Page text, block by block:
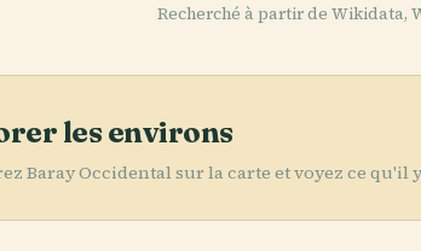
Recherché à partir de Wikidata,
les environs
Baray Occidental sur la carte et voyez ce qu'il